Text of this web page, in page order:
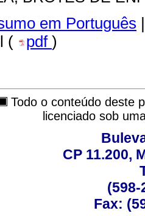
em Português |
(
pdf )
Todo o conteúdo deste
licenciado sob
CP 11.200,
(598-
Fax: